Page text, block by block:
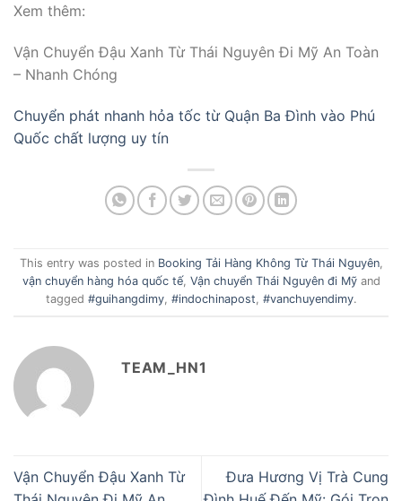
Xem thêm:
Vận Chuyển Đậu Xanh Từ Thái Nguyên Đi Mỹ An Toàn
– Nhanh Chóng
Chuyển phát nhanh hỏa tốc từ Quận Ba Đình vào Phú
Quốc chất lượng uy tín
This entry was posted in Booking Tải Hàng Không Từ Thái Nguyên,
vận chuyển hàng hóa quốc tế, Vận chuyển Thái Nguyên đi Mỹand
tagged #guihangdimy, #indochinapost, #vanchuyendimy.
TEAM_HN1
Vận Chuyển Đậu Xanh Từ
Đưa Hương Vị Trà Cung